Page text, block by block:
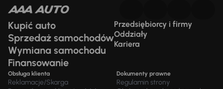
Kupić auto
Sprzedaż samochodów
Wymiana samochodu
Finansowanie
Przedsiębiorcy i firmy
Oddziały
Kariera
Obsługa klienta
Reklamacje/Skarga
Dokumenty prawne
Regulamin strony